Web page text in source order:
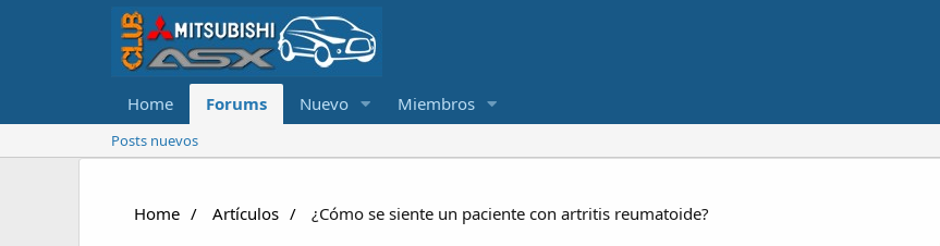
Home Forums Nuevo Miembros
Posts nuevos
Home Artículos ¿Cómo se siente un paciente con artritis reumatoide?